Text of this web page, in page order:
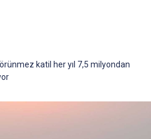
katil her yıl 7,5 milyondan